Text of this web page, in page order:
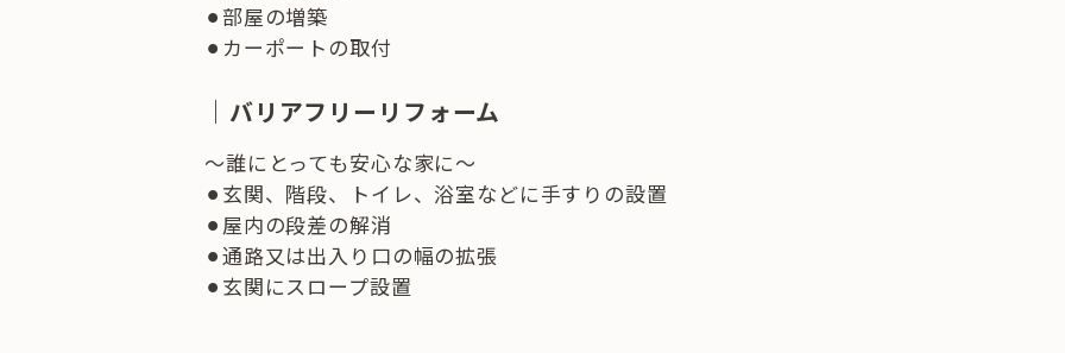
⚫︎部屋の増築
⚫︎カーポートの取付
｜バリアフリーリフォーム
～誰にとっても安心な家に～
⚫︎玄関、階段、トイレ、浴室などに手すりの設置
⚫︎屋内の段差の解消
⚫︎通路又は出入り口の幅の拡張
⚫︎玄関にスロープ設置